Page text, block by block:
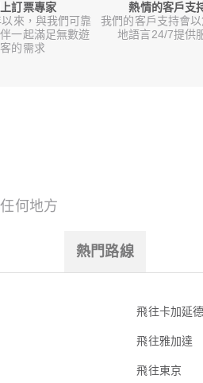
訂票專家
來，與我們可靠
一起滿足無數遊
客的需求
熱情的客戶支
我們的客戶支持會
地語言24/7提供
何地方
熱門路線
飛往卡加延
飛往雅加達
飛往東京